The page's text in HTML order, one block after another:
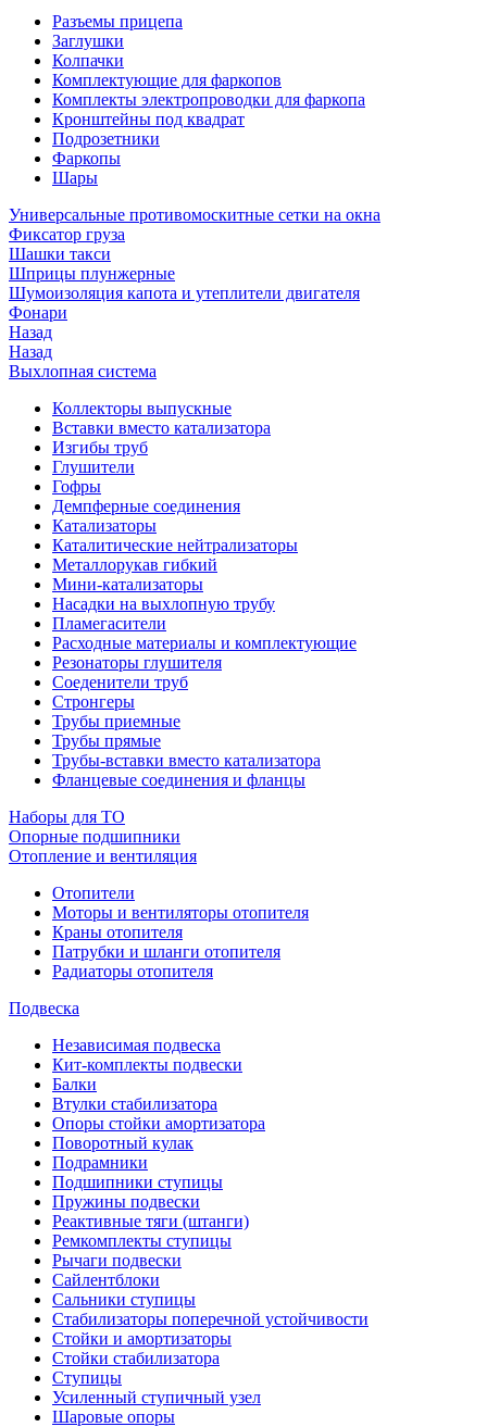
Разъемы прицепа
Заглушки
Колпачки
Комплектующие для фаркопов
Комплекты электропроводки для фаркопа
Кронштейны под квадрат
Подрозетники
Фаркопы
Шары
Универсальные противомоскитные сетки на окна
Фиксатор груза
Шашки такси
Шприцы плунжерные
Шумоизоляция капота и утеплители двигателя
Фонари
Назад
Назад
Выхлопная система
Коллекторы выпускные
Вставки вместо катализатора
Изгибы труб
Глушители
Гофры
Демпферные соединения
Катализаторы
Каталитические нейтрализаторы
Металлорукав гибкий
Мини-катализаторы
Насадки на выхлопную трубу
Пламегасители
Расходные материалы и комплектующие
Резонаторы глушителя
Соеденители труб
Стронгеры
Трубы приемные
Трубы прямые
Трубы-вставки вместо катализатора
Фланцевые соединения и фланцы
Наборы для ТО
Опорные подшипники
Отопление и вентиляция
Отопители
Моторы и вентиляторы отопителя
Краны отопителя
Патрубки и шланги отопителя
Радиаторы отопителя
Подвеска
Независимая подвеска
Кит-комплекты подвески
Балки
Втулки стабилизатора
Опоры стойки амортизатора
Поворотный кулак
Подрамники
Подшипники ступицы
Пружины подвески
Реактивные тяги (штанги)
Ремкомплекты ступицы
Рычаги подвески
Сайлентблоки
Сальники ступицы
Стабилизаторы поперечной устойчивости
Стойки и амортизаторы
Стойки стабилизатора
Ступицы
Усиленный ступичный узел
Шаровые опоры